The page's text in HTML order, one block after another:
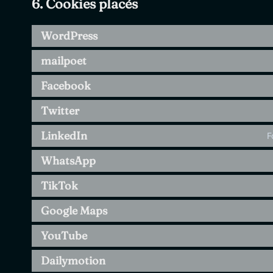
6. Cookies placés
WordPress
mailpoet
Facebook
Twitter
LinkedIn
WhatsApp
TikTok
Google Maps
YouTube
Dailymotion